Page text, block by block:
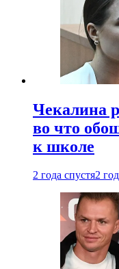
Чекалина
во что
к школе
2 года спустя2